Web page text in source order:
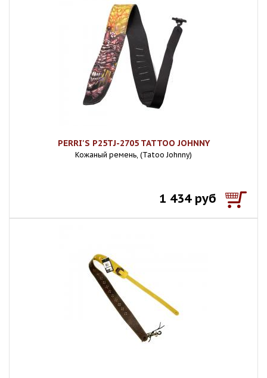
PERRI'S P25TJ-2705 TATTOO JOHNNY
Кожаный ремень, (Tatoo Johnny)
1 434 руб